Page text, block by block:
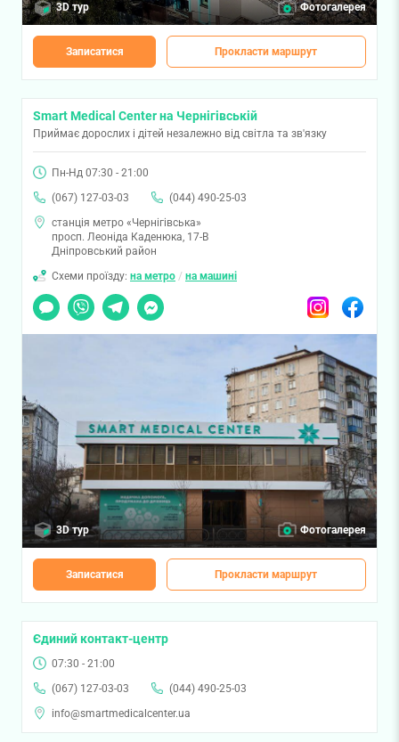
3D тур Фотогалерея
Записатися Прокласти маршрут
Smart Medical Center на Чернігівській
Приймає дорослих і дітей незалежно від світла та зв'язку
Пн-Нд 07:30 - 21:00
(067) 127-03-03
(044) 490-25-03
станція метро «Чернігівська»
просп. Леоніда Каденюка, 17-В
Дніпровський район
Схеми проїзду: на метро / на машині
Чат
Viber TelegramMessenger InstagramFacebook
3D тур Фотогалерея
Записатися Прокласти маршрут
Єдиний контакт-центр
07:30 - 21:00
(067) 127-03-03
(044) 490-25-03
info@smartmedicalcenter.ua